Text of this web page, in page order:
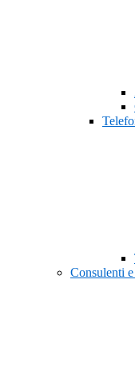
Consulenti